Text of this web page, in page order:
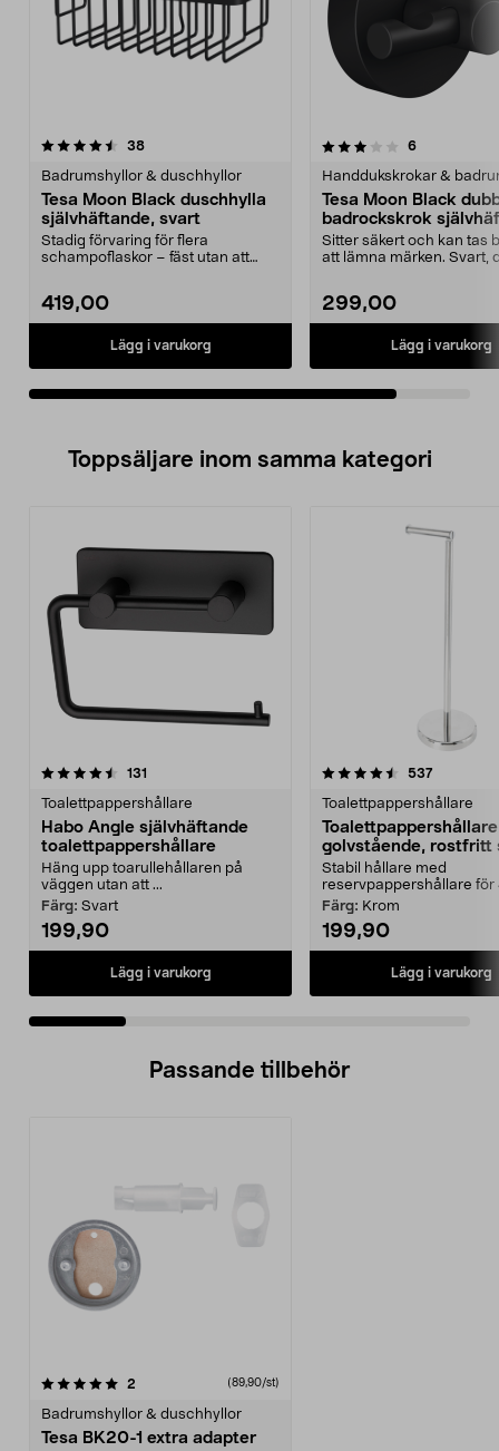
38recensioner
Badrumshyllor & duschhyllor
Tesa Moon Black duschhylla
självhäftande, svart
Stadig förvaring för flera
schampoflaskor – fäst utan att
419,00
Lägg i varukorg
3.5av 5 stjärnor 6recensioner
Tesa Moon Black
badrockskrok
svart
Sitter säkert och kan tas
att lämna märken. Svart,
299,00
Lägg i varukorg
Toppsäljare inom samma kategori
131
Toalettpappershållare
Habo Angle självhäftande
toalettpappershållare
Häng upp toarullehållaren på
väggen utan att ...
Färg: Svart
199,90
Lägg i varukorg
4.5 av 5 stjärnor 537
Toalettpappershållare
Toalettpappershållare
golvstående, rostfritt
Stabil hållare med
reservpappershållare för
Färg: Krom
199,90
Lägg i varukorg
4.5 av 5 stjärnor
Passande tillbehör
2 (89,90/st)
Badrumshyllor & duschhyllor
Tesa BK20-1 extra adapter